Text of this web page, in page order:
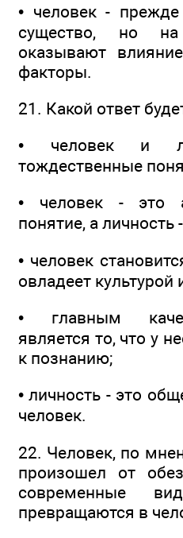
• человек -
существо, но
оказывают
факторы.
21. Какой ответ
• человек и
тождественные
• человек - это
понятие, а личность
• человек
овладеет
• главным
является то, что у
к познанию;
• личность - это
человек.
22. Человек, по
произошел от
современные
превращаются в